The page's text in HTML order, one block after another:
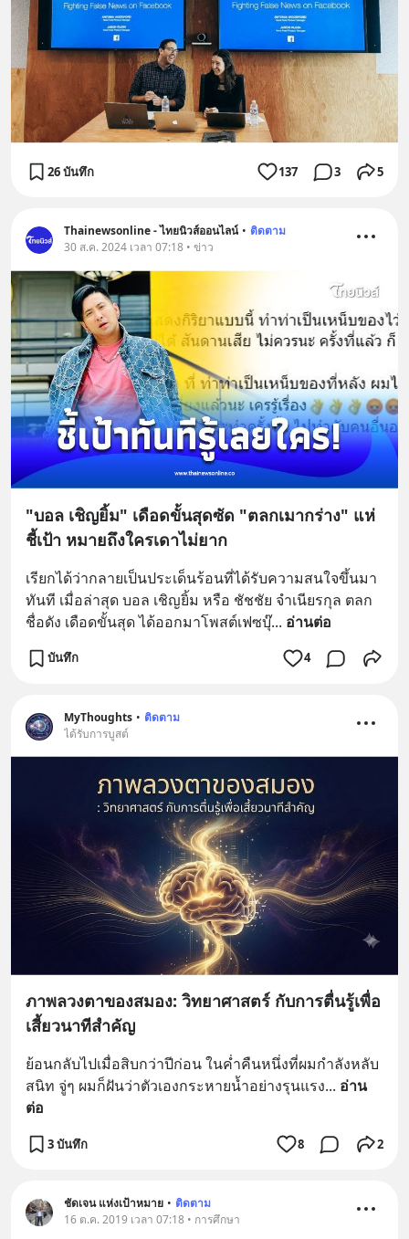
26 บันทึก 137 3 5
Thainewsonline - ไทยนิวส์ออนไลน์ • ติดตาม
30 ส.ค. 2024 เวลา 07:18 • ข่าว
"บอล เชิญยิ้ม" เดือดขั้นสุดซัด "ตลกเมากร่าง" แห่
ชี้เป้า หมายถึงใครเดาไม่ยาก
เรียกได้ว่ากลายเป็นประเด็นร้อนที่ได้รับความสนใจขึ้นมา
ทันที เมื่อล่าสุด บอล เชิญยิ้ม หรือ ชัชชัย จำเนียรกุล ตลก
ชื่อดัง เดือดขั้นสุด ได้ออกมาโพสต์เฟซบุ๊... อ่านต่อ
บันทึก 4
MyThoughts • ติดตาม
ได้รับการบูสต์
ภาพลวงตาของสมอง: วิทยาศาสตร์ กับการตื่นรู้เพื่อ
เสี้ยวนาทีสำคัญ
ย้อนกลับไปเมื่อสิบกว่าปีก่อน ในค่ำคืนหนึ่งที่ผมกำลังหลับ
สนิท จู่ๆ ผมก็ฝันว่าตัวเองกระหายน้ำอย่างรุนแรง... อ่าน
ต่อ
3 บันทึก 8 2
ชัดเจน แห่งเป้าหมาย • ติดตาม
16 ต.ค. 2019 เวลา 07:18 • การศึกษา